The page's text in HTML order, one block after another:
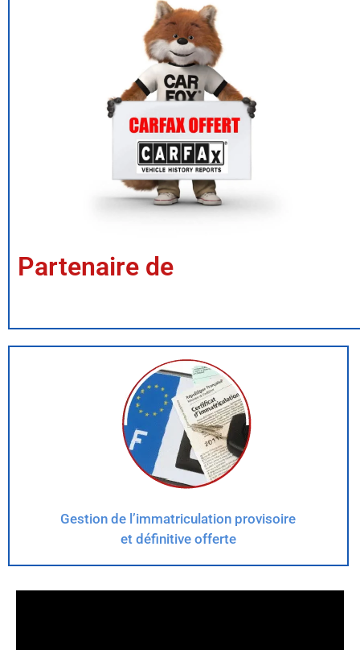
Partenaire de
Gestion de l’immatriculation provisoire
et définitive offerte